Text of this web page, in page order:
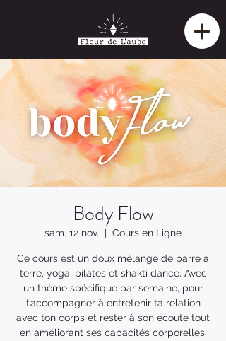
Body Flow
sam. 12 nov.
  |
Cours en Ligne
Ce cours est un doux mélange de barre à
terre, yoga, pilates et shakti dance. Avec
un thème spécifique par semaine, pour
t’accompagner à entretenir ta relation
avec ton corps et rester à son écoute tout
en améliorant ses capacités corporelles.